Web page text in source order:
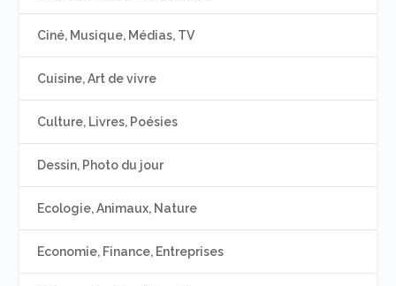
Ciné, Musique, Médias, TV
Cuisine, Art de vivre
Culture, Livres, Poésies
Dessin, Photo du jour
Ecologie, Animaux, Nature
Economie, Finance, Entreprises